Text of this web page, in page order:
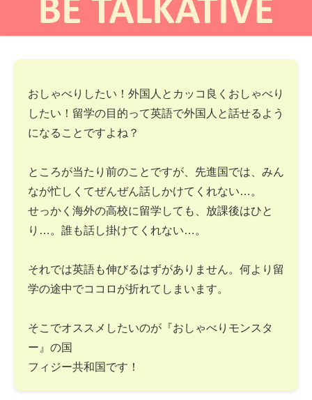
おしゃべりしたい！外国人とカッコ良くおしゃべり
したい！留学の目的って英語で外国人と話せるよう
になることですよね？
ところが当たり前のことですが、先進国では、みん
なが忙しくてぜんぜん話しかけてくれない…。
せっかく海外の高校に留学しても、放課後はひと
り…。誰も話し掛けてくれない…。
それでは英語も伸びるはずがありません。何より留
学の途中でココロが折れてしまいます。
そこでオススメしたいのが『おしゃべりモンスタ
ー』の国
フィジー共和国です！